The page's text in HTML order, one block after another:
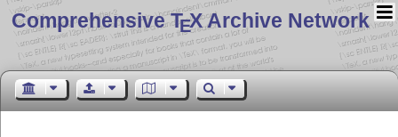
Comprehensive TEX Archive Network